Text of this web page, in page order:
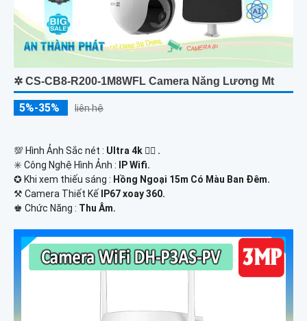
✲ CS-CB8-R200-1M8WFL Camera Năng Lương Mt
5%-35% liên hệ
💯 Hình Ảnh Sắc nét : Ultra 4k 👍🏾 .
✳️ Công Nghệ Hình Ảnh :
IP Wifi.
✪ Khi xem thiếu sáng : Hồng Ngoại 15m Có Màu Ban Ðêm.
⚒ Camera Thiết Kế
IP67 xoay 360.
️♚ Chức Năng : Thu Âm.